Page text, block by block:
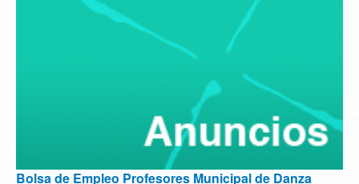
Bolsa de Empleo Profesores Municipal de Danza